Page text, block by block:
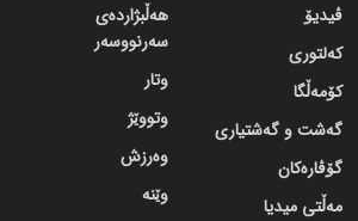
ڤیدیۆ
کەلتوری
کۆمەڵگا
گه‌شت و گه‌شتیاری
گۆڤاره‌کان
مەڵتی میدیا
هەڵبژاردەی
سەرنووسەر
وتار
وتووێژ
وەرزش
وێنە